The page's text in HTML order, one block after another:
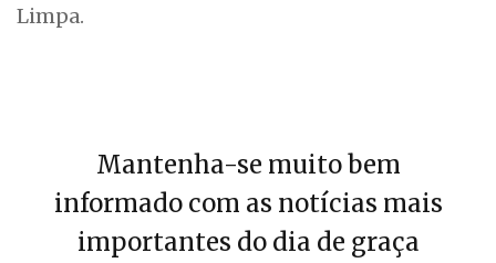
Limpa.
Mantenha-se muito bem
informado com as notícias mais
importantes do dia de graça